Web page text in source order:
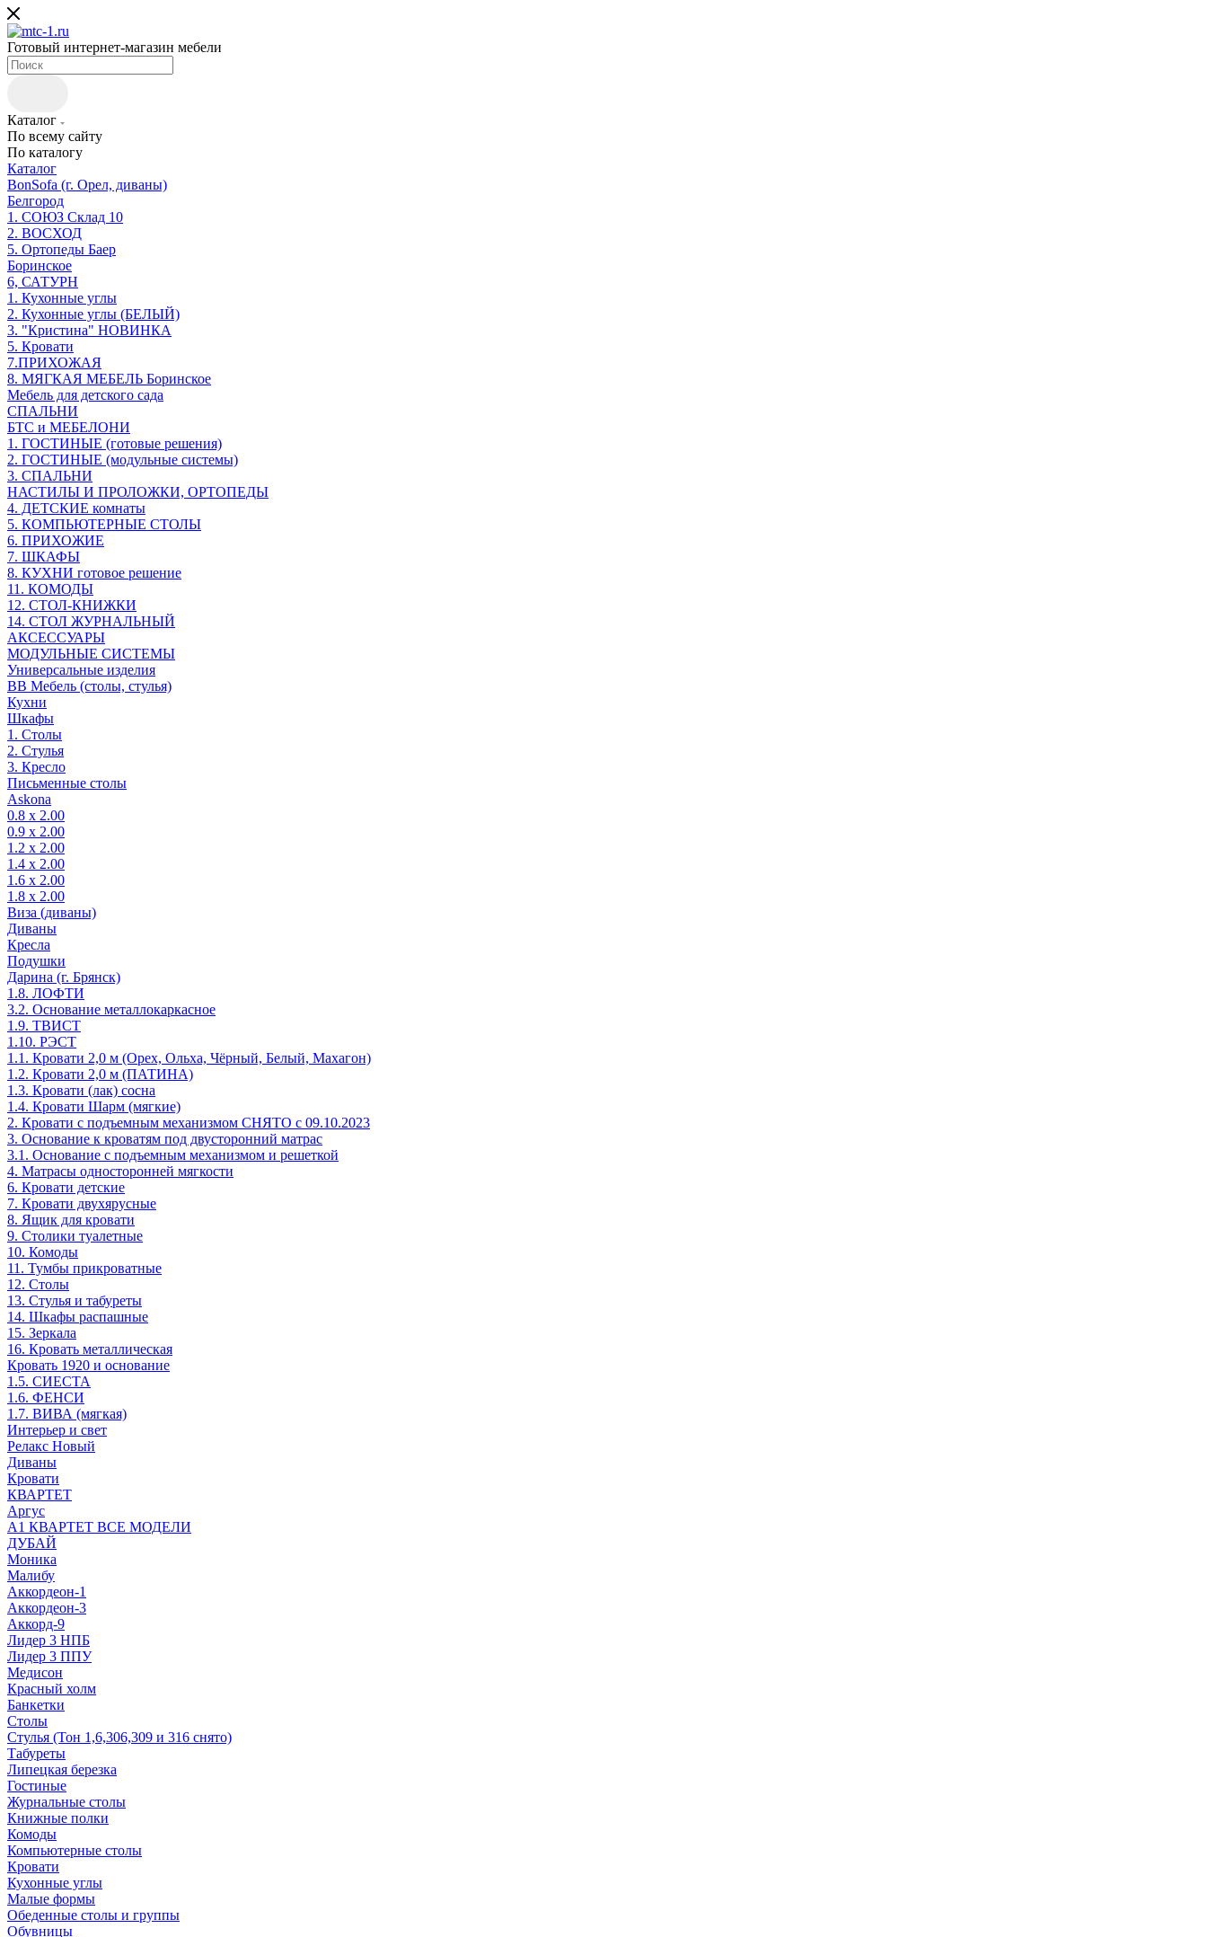
Готовый интернет-магазин мебели
Каталог
По всему сайту
По каталогу
Каталог
BonSofa (г. Орел, диваны)
Белгород
1. СОЮЗ Склад 10
2. ВОСХОД
5. Ортопеды Баер
Боринское
6, САТУРН
1. Кухонные углы
2. Кухонные углы (БЕЛЫЙ)
3. "Кристина" НОВИНКА
5. Кровати
7.ПРИХОЖАЯ
8. МЯГКАЯ МЕБЕЛЬ Боринское
Мебель для детского сада
СПАЛЬНИ
БТС и МЕБЕЛОНИ
1. ГОСТИНЫЕ (готовые решения)
2. ГОСТИНЫЕ (модульные системы)
3. СПАЛЬНИ
НАСТИЛЫ И ПРОЛОЖКИ, ОРТОПЕДЫ
4. ДЕТСКИЕ комнаты
5. КОМПЬЮТЕРНЫЕ СТОЛЫ
6. ПРИХОЖИЕ
7. ШКАФЫ
8. КУХНИ готовое решение
11. КОМОДЫ
12. СТОЛ-КНИЖКИ
14. СТОЛ ЖУРНАЛЬНЫЙ
АКСЕССУАРЫ
МОДУЛЬНЫЕ СИСТЕМЫ
Универсальные изделия
ВВ Мебель (столы, стулья)
Кухни
Шкафы
1. Столы
2. Стулья
3. Кресло
Письменные столы
Askona
0.8 х 2.00
0.9 х 2.00
1.2 х 2.00
1.4 х 2.00
1.6 х 2.00
1.8 х 2.00
Виза (диваны)
Диваны
Кресла
Подушки
Дарина (г. Брянск)
1.8. ЛОФТИ
3.2. Основание металлокаркасное
1.9. ТВИСТ
1.10. РЭСТ
1.1. Кровати 2,0 м (Орех, Ольха, Чёрный, Белый, Махагон)
1.2. Кровати 2,0 м (ПАТИНА)
1.3. Кровати (лак) сосна
1.4. Кровати Шарм (мягкие)
2. Кровати с подъемным механизмом СНЯТО с 09.10.2023
3. Основание к кроватям под двусторонний матрас
3.1. Основание с подъемным механизмом и решеткой
4. Матрасы односторонней мягкости
6. Кровати детские
7. Кровати двухярусные
8. Ящик для кровати
9. Столики туалетные
10. Комоды
11. Тумбы прикроватные
12. Столы
13. Стулья и табуреты
14. Шкафы распашные
15. Зеркала
16. Кровать металлическая
Кровать 1920 и основание
1.5. СИЕСТА
1.6. ФЕНСИ
1.7. ВИВА (мягкая)
Интерьер и свет
Релакс Новый
Диваны
Кровати
КВАРТЕТ
Аргус
А1 КВАРТЕТ ВСЕ МОДЕЛИ
ДУБАЙ
Моника
Малибу
Аккордеон-1
Аккордеон-3
Аккорд-9
Лидер 3 НПБ
Лидер 3 ППУ
Медисон
Красный холм
Банкетки
Столы
Стулья (Тон 1,6,306,309 и 316 снято)
Табуреты
Липецкая березка
Гостиные
Журнальные столы
Книжные полки
Комоды
Компьютерные столы
Кровати
Кухонные углы
Малые формы
Обеденные столы и группы
Обувницы